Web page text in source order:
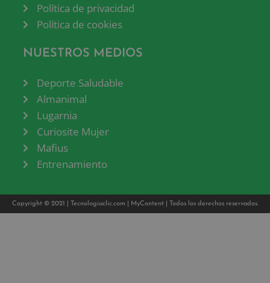
Política de privacidad
Política de cookies
NUESTROS MEDIOS
Deporte Saludable
Almanimal
Lugarnia
Curiosite Mujer
Mafius
Entrenamiento
Copyright © 2021 | Tecnologiaclic.com MyContent| Todos los derechos reservados.